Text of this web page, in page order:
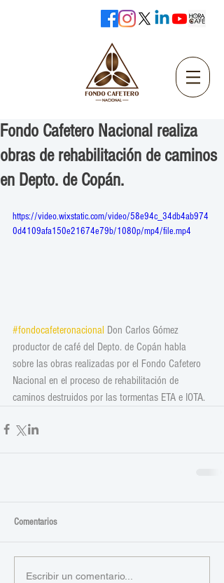
Fondo Cafetero Nacional realiza
obras de rehabilitación de caminos
en Depto. de Copán.
https://video.wixstatic.com/video/58e94c_34db4ab974
0d4109afa150e21674e79b/1080p/mp4/file.mp4
#fondocafeteronacional Don Carlos Gómez
productor de café del Depto. de Copán habla
sobre las obras realizadas por el Fondo Cafetero
Nacional en el proceso de rehabilitación de
caminos destruidos por las tormentas ETA e IOTA.
Comentarios
Escribir un comentario...